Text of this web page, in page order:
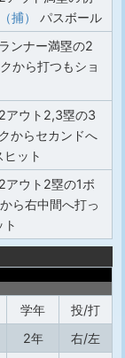
捕） パスボール
ンナー満塁の2
から打つもショ
アウト2,3塁の3
からセカンドへ
ット
アウト2塁の1ボ
ら右中間へ打っ
学年
投/打
2年
右/左